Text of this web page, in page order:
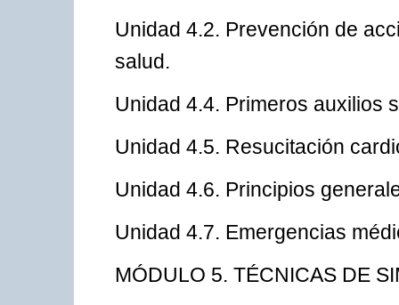
Unidad 4.2. Prevención de
salud.
Unidad 4.4. Primeros auxilios
Unidad 4.5. Resucitación
Unidad 4.6. Principios
Unidad 4.7. Emergencias
MÓDULO 5. TÉCNICAS DE